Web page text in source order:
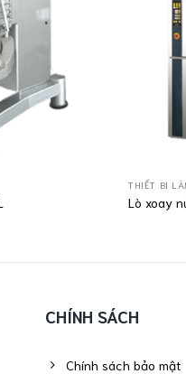
THIẾT BỊ
Lò xoay
CHÍNH SÁCH
Chính sách bảo mật